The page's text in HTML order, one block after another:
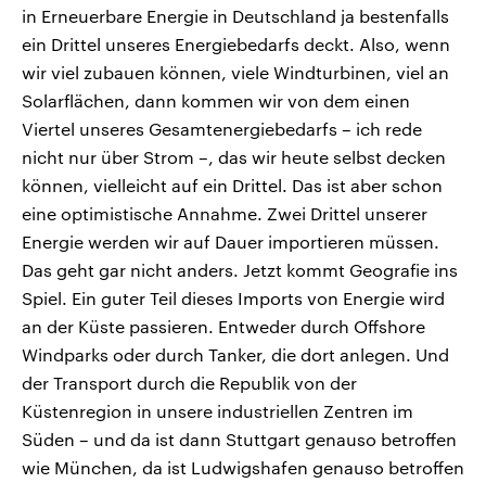
in Erneuerbare Energie in Deutschland ja bestenfalls
ein Drittel unseres Energiebedarfs deckt. Also, wenn
wir viel zubauen können, viele Windturbinen, viel an
Solarflächen, dann kommen wir von dem einen
Viertel unseres Gesamtenergiebedarfs – ich rede
nicht nur über Strom –, das wir heute selbst decken
können, vielleicht auf ein Drittel. Das ist aber schon
eine optimistische Annahme. Zwei Drittel unserer
Energie werden wir auf Dauer importieren müssen.
Das geht gar nicht anders. Jetzt kommt Geografie ins
Spiel. Ein guter Teil dieses Imports von Energie wird
an der Küste passieren. Entweder durch Offshore
Windparks oder durch Tanker, die dort anlegen. Und
der Transport durch die Republik von der
Küstenregion in unsere industriellen Zentren im
Süden – und da ist dann Stuttgart genauso betroffen
wie München, da ist Ludwigshafen genauso betroffen